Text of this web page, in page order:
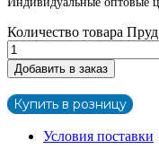
Количество товара
Добавить в заказ
Купить в розницу
Условия поставки